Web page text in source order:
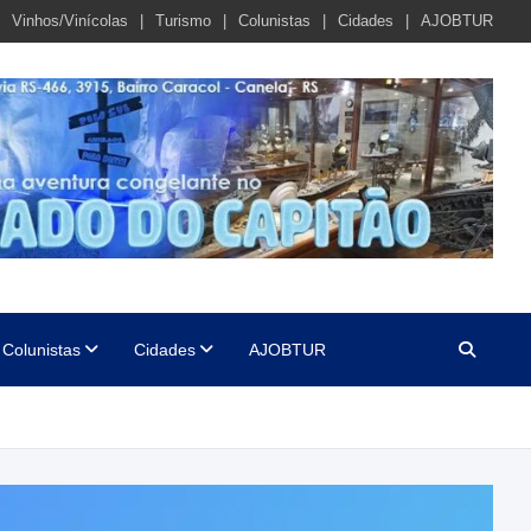
Vinhos/Vinícolas Turismo Colunistas Cidades AJOBTUR
Colunistas Cidades AJOBTUR